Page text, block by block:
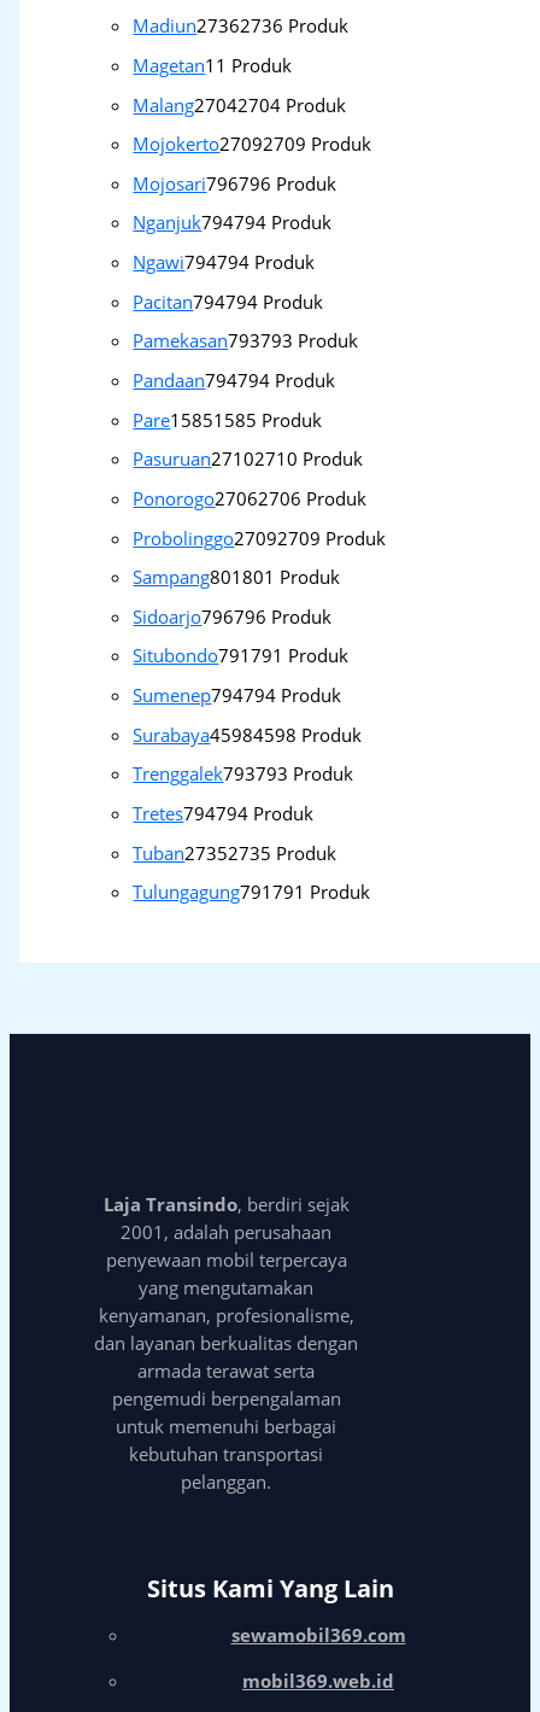
Madiun27362736 Produk
Magetan1 1 Produk
Malang27042704 Produk
Mojokerto27092709 Produk
Mojosari796796 Produk
Nganjuk794794 Produk
Ngawi794794 Produk
Pacitan794794 Produk
Pamekasan793793 Produk
Pandaan794794 Produk
Pare15851585 Produk
Pasuruan27102710 Produk
Ponorogo27062706 Produk
Probolinggo27092709 Produk
Sampang801801 Produk
Sidoarjo796796 Produk
Situbondo791791 Produk
Sumenep794794 Produk
Surabaya45984598 Produk
Trenggalek793793 Produk
Tretes794794 Produk
Tuban27352735 Produk
Tulungagung791791 Produk
Laja Transindo, berdiri sejak
2001, adalah perusahaan
penyewaan mobil terpercaya
yang mengutamakan
kenyamanan, profesionalisme,
dan layanan berkualitas dengan
armada terawat serta
pengemudi berpengalaman
untuk memenuhi berbagai
kebutuhan transportasi
pelanggan.
Situs Kami Yang Lain
sewamobil369.com
mobil369.web.id